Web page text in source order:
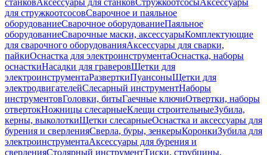
станковАксессуары для станковСтружкоотсосыАксессуары
для стружкоотсосовСварочное и паяльное
оборудованиеСварочное оборудованиеПаяльное
оборудованиеСварочные маски, аксессуарыКомплектующие
для сварочного оборудованияАксессуары для сварки,
пайкиОснастка для электроинструментаОснастка, наборы
оснасткиНасадки для граверовЩетки для
электроинструментаРазверткиПуансоныЩетки для
электродвигателейСлесарный инструментНаборы
инструментовГоловки, битыГаечные ключиОтвертки, наборы
отвертокНожницы слесарныеКлещи строительныеЗубила,
керны, выколоткиЩетки слесарныеОснастка и аксессуары для
бурения и сверленияСверла, буры, зенкерыКоронкиЗубила для
электроинструментаАксессуары для бурения и
сверленияСтолярный инструментТиски, струбцины,